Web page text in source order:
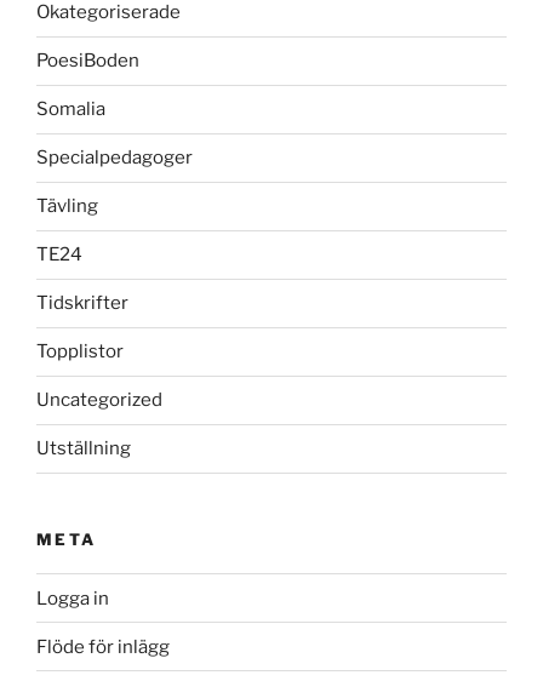
Okategoriserade
PoesiBoden
Somalia
Specialpedagoger
Tävling
TE24
Tidskrifter
Topplistor
Uncategorized
Utställning
META
Logga in
Flöde för inlägg